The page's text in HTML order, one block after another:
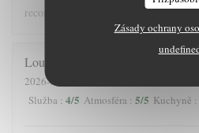
Zásady ochrany
recommandons !
Louis
2026-05-25
Služba : 4/5 Atmosféra : 5/5 Kuchyně :